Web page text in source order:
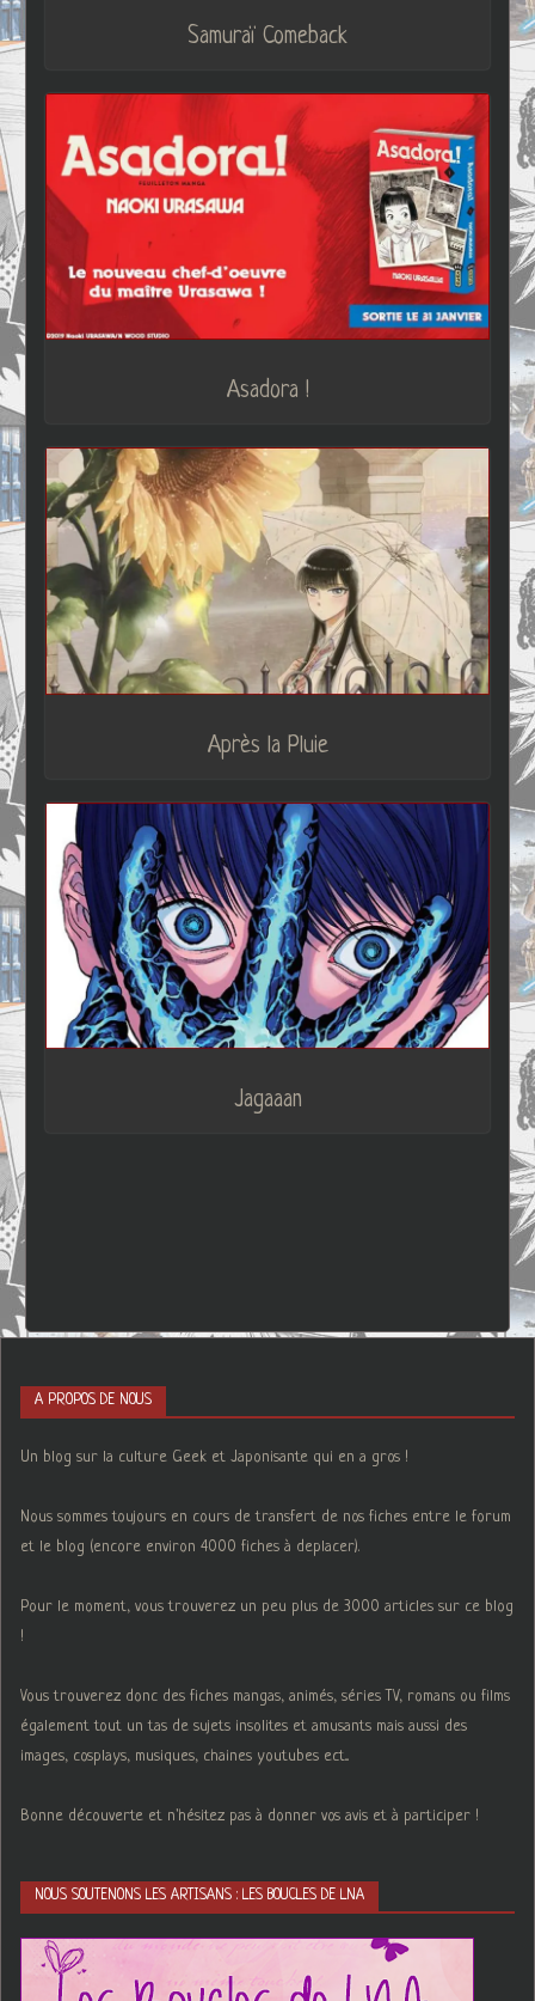
Samuraï Comeback
Asadora !
Après la Pluie
Jagaaan
A PROPOS DE NOUS
Un blog sur la culture Geek et Japonisante qui en a gros !
Nous sommes toujours en cours de transfert de nos fiches entre le forum
et le blog (encore environ 4000 fiches à deplacer).
Pour le moment, vous trouverez un peu plus de 3000 articles sur ce blog
!
Vous trouverez donc des fiches mangas, animés, séries TV, romans ou films
également tout un tas de sujets insolites et amusants mais aussi des
images, cosplays, musiques, chaines youtubes ect...
Bonne découverte et n'hésitez pas à donner vos avis et à participer !
NOUS SOUTENONS LES ARTISANS : LES BOUCLES DE LNA